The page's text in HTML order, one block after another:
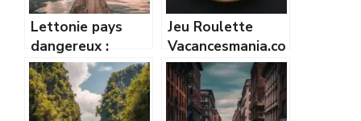
Lettonie pays
dangereux :
sécurité, risques
et conseils pour
les voyageurs
Jeu Roulette
Vacancesmania.co
m : Guide et
Astuces pour
Gagner en Ligne